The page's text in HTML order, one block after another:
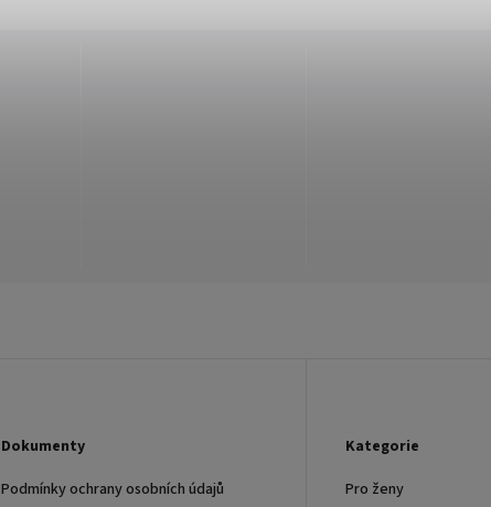
Dokumenty
Podmínky ochrany osobních údajů
Kategorie
Pro ženy